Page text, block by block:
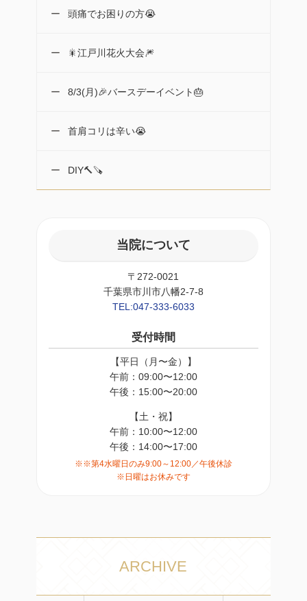
頭痛でお困りの方😭
🎇江戸川花火大会🎆
8/3(月)🎉バースデーイベント🎂
首肩コリは辛い😭
DIY🔨🪚
当院について
〒272-0021
千葉県市川市八幡2-7-8
TEL:047-333-6033
受付時間
【平日（月〜金）】
午前：09:00〜12:00
午後：15:00〜20:00
【土・祝】
午前：10:00〜12:00
午後：14:00〜17:00
※※第4水曜日のみ9:00～12:00／午後休診
※日曜はお休みです
ARCHIVE